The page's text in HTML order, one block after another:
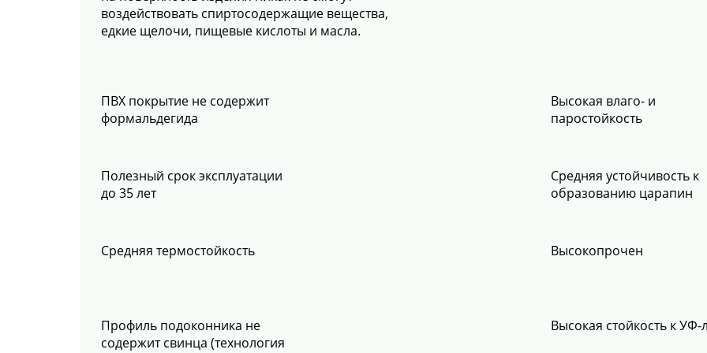
воздействовать спиртосодержащие вещества,
едкие щелочи, пищевые кислоты и масла.
ПВХ покрытие не содержит
формальдегида
Полезный срок эксплуатации
до 35 лет
Средняя термостойкость
Профиль подоконника не
содержит свинца (технология
Высокая влаго- и
паростойкость
Средняя устойчивость к
образованию царапин
Высокопрочен
Высокая стойкость к УФ-